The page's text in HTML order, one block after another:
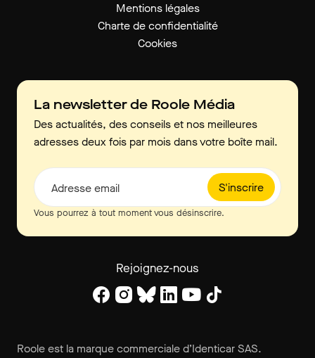
Mentions légales
Charte de confidentialité
Cookies
La newsletter de Roole Média
Des actualités, des conseils et nos meilleures
adresses deux fois par mois dans votre boîte mail.
S'inscrire
Adresse email
Vous pourrez à tout moment vous désinscrire.
Rejoignez-nous
Roole est la marque commerciale d’Identicar SAS.